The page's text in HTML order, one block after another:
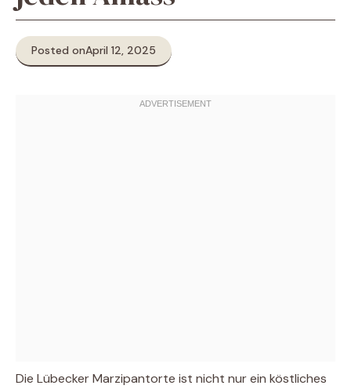
Posted onApril 12, 2025
Die Lübecker Marzipantorte ist nicht nur ein köstliches